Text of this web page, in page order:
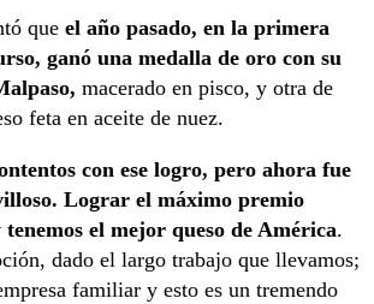
que el año pasado, en la primera
ganó una medalla de oro con su
macerado en pisco, y otra de
feta en aceite de nuez.
con ese logro, pero ahora fue
Lograr el máximo premio
el mejor queso de América.
dado el largo trabajo que llevamos;
familiar y esto es un tremendo